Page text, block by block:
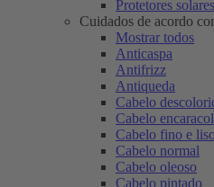
Protetores
Cuidados de acordo
Mostrar todos
Anticaspa
Antifrizz
Antiqueda
Cabelo
Cabelo
Cabelo fino e
Cabelo normal
Cabelo oleoso
Cabelo pintado